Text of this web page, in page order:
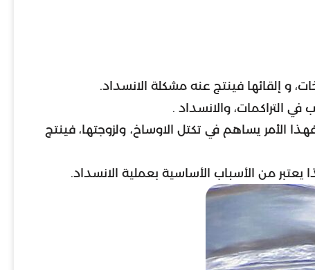
و إلقائها فينتج عنه مشكلة الانسداد.
التراكمات، والانسداد .
الأمر يساهم في تكتل الاوساخ، ولزوجتها، فينتج
من الأسباب الأساسية بعملية الانسداد.